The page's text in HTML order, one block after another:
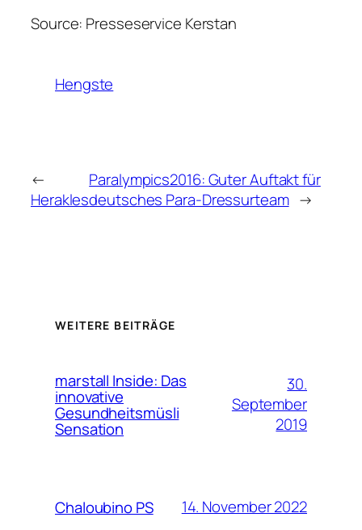
Source: Presseservice Kerstan
Hengste
←
Herakles
Paralympics2016: Guter Auftakt für
deutsches Para-Dressurteam →
WEITERE BEITRÄGE
marstall Inside: Das
innovative
Gesundheitsmüsli
Sensation
30.
September
2019
Chaloubino PS 14. November 2022